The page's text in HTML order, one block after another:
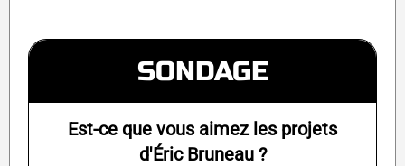
SONDAGE
Est-ce que vous aimez les projets
d'Éric Bruneau ?